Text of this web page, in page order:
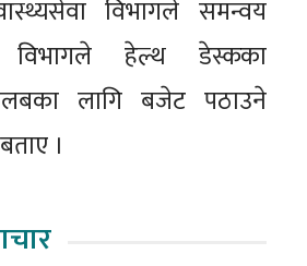
विभागले समन्वय
विभागले हेल्थ डेस्कका
लागि बजेट पठाउने
।